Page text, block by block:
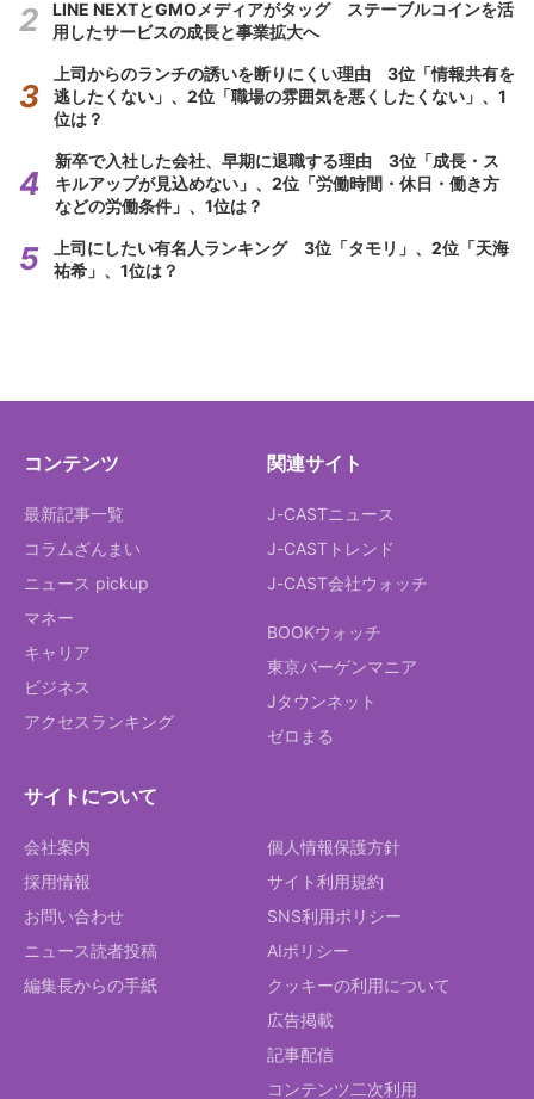
LINE NEXTとGMOメディアがタッグ ステーブルコインを活
用したサービスの成長と事業拡大へ
上司からのランチの誘いを断りにくい理由 3位「情報共有を
逃したくない」、2位「職場の雰囲気を悪くしたくない」、1
位は？
新卒で入社した会社、早期に退職する理由 3位「成長・ス
キルアップが見込めない」、2位「労働時間・休日・働き方
などの労働条件」、1位は？
上司にしたい有名人ランキング 3位「タモリ」、2位「天海
祐希」、1位は？
コンテンツ
最新記事一覧
コラムざんまい
ニュース pickup
マネー
キャリア
ビジネス
アクセスランキング
関連サイト
J-CASTニュース
J-CASTトレンド
J-CAST会社ウォッチ
BOOKウォッチ
東京バーゲンマニア
Jタウンネット
ゼロまる
サイトについて
会社案内
採用情報
お問い合わせ
ニュース読者投稿
編集長からの手紙
個人情報保護方針
サイト利用規約
SNS利用ポリシー
AIポリシー
クッキーの利用について
広告掲載
記事配信
コンテンツ二次利用